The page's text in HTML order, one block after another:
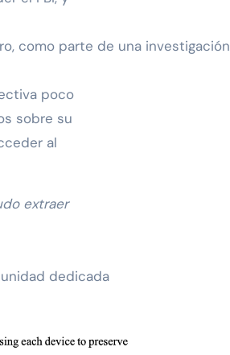
como parte de una investigación
poco
sobre su
al
extraer
dedicada